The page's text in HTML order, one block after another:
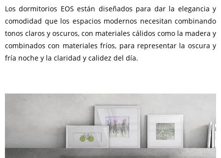
Los dormitorios EOS están diseñados para dar la elegancia y
comodidad que los espacios modernos necesitan combinando
tonos claros y oscuros, con materiales cálidos como la madera y
combinados con materiales fríos, para representar la oscura y
fría noche y la claridad y calidez del día.